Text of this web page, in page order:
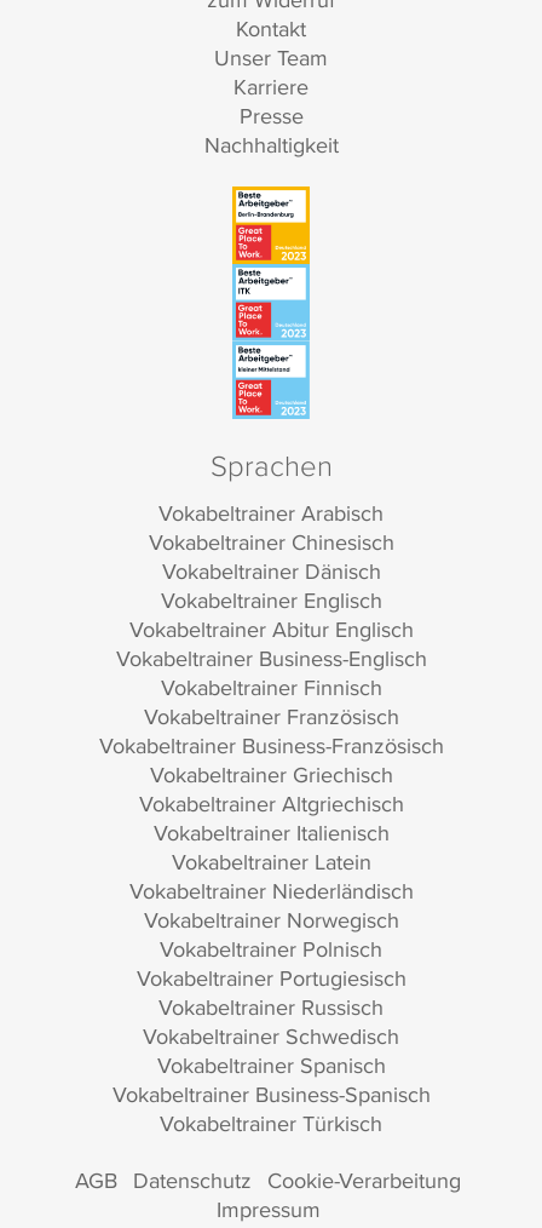
Kontakt
Unser Team
Karriere
Presse
Nachhaltigkeit
Sprachen
Vokabeltrainer Arabisch
Vokabeltrainer Chinesisch
Vokabeltrainer Dänisch
Vokabeltrainer Englisch
Vokabeltrainer Abitur Englisch
Vokabeltrainer Business-Englisch
Vokabeltrainer Finnisch
Vokabeltrainer Französisch
Vokabeltrainer Business-Französisch
Vokabeltrainer Griechisch
Vokabeltrainer Altgriechisch
Vokabeltrainer Italienisch
Vokabeltrainer Latein
Vokabeltrainer Niederländisch
Vokabeltrainer Norwegisch
Vokabeltrainer Polnisch
Vokabeltrainer Portugiesisch
Vokabeltrainer Russisch
Vokabeltrainer Schwedisch
Vokabeltrainer Spanisch
Vokabeltrainer Business-Spanisch
Vokabeltrainer Türkisch
AGB Datenschutz Cookie-Verarbeitung
Impressum